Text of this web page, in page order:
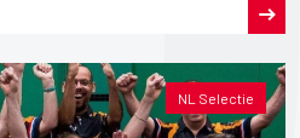
NL Selectie